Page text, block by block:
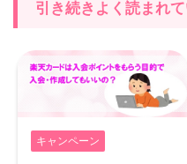
引き続きよく読まれ
キャンペーン